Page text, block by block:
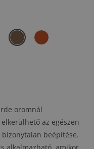
oromnál
az egészen
beépítése.